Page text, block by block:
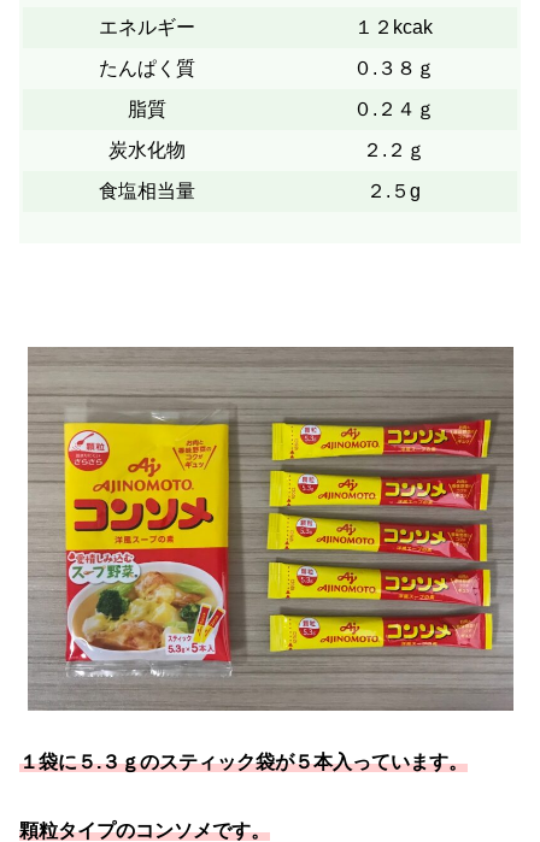
エネルギー
１２kcak
たんぱく質
０.３８ｇ
脂質
０.２４ｇ
炭水化物
２.２ｇ
食塩相当量
２.５g
１袋に５.３ｇのスティック袋が５本入っています。
顆粒タイプのコンソメです。